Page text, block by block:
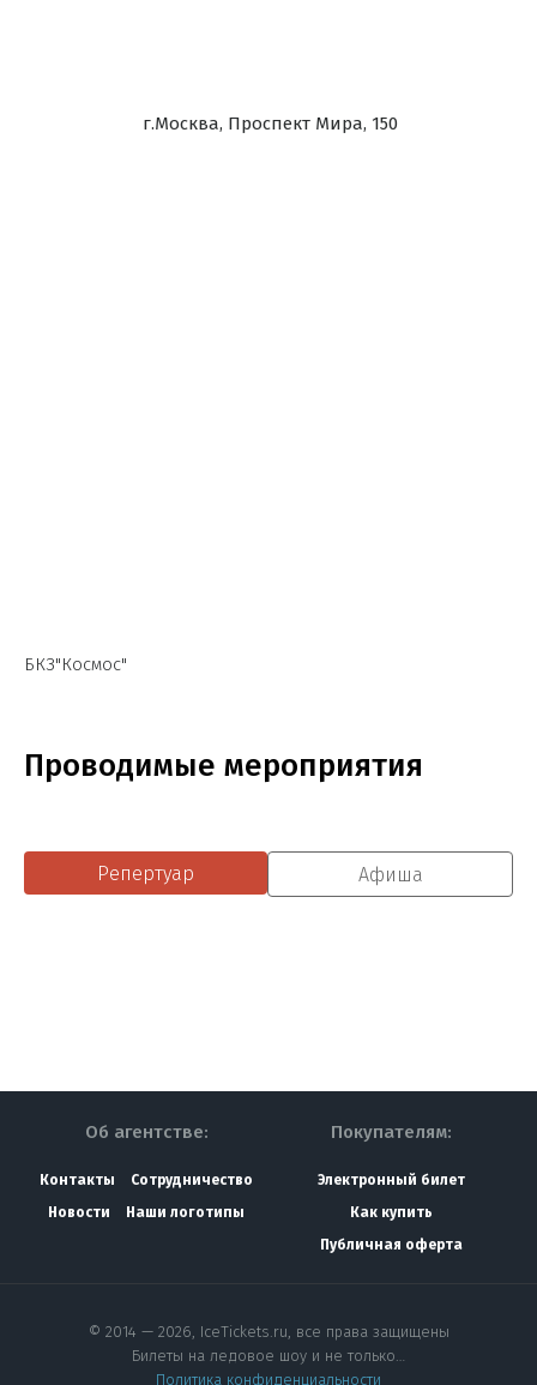
г.Москва, Проспект Мира, 150
БКЗ"Космос"
Проводимые мероприятия
Репертуар Афиша
Об агентстве:
Контакты
Сотрудничество
Новости
Наши логотипы
Покупателям:
Электронный билет
Как купить
Публичная оферта
© 2014 — 2026, IceTickets.ru, все права защищены
Билеты на ледовое шоу и не только…
Политика конфиденциальности